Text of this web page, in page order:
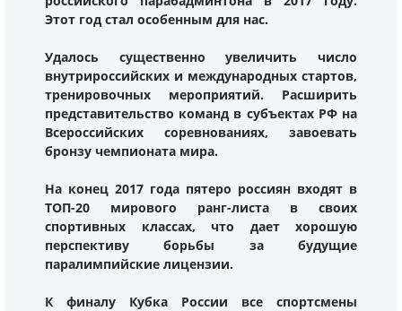
Этот год стал особенным для нас.
Удалось существенно увеличить число
внутрироссийских и международных стартов,
тренировочных мероприятий. Расширить
представительство команд в субъектах РФ на
Всероссийских соревнованиях, завоевать
бронзу чемпионата мира.
На конец 2017 года пятеро россиян входят в
ТОП-20 мирового ранг-листа в своих
спортивных классах, что дает хорошую
перспективу борьбы за будущие
паралимпийские лицензии.
К финалу Кубка России все спортсмены